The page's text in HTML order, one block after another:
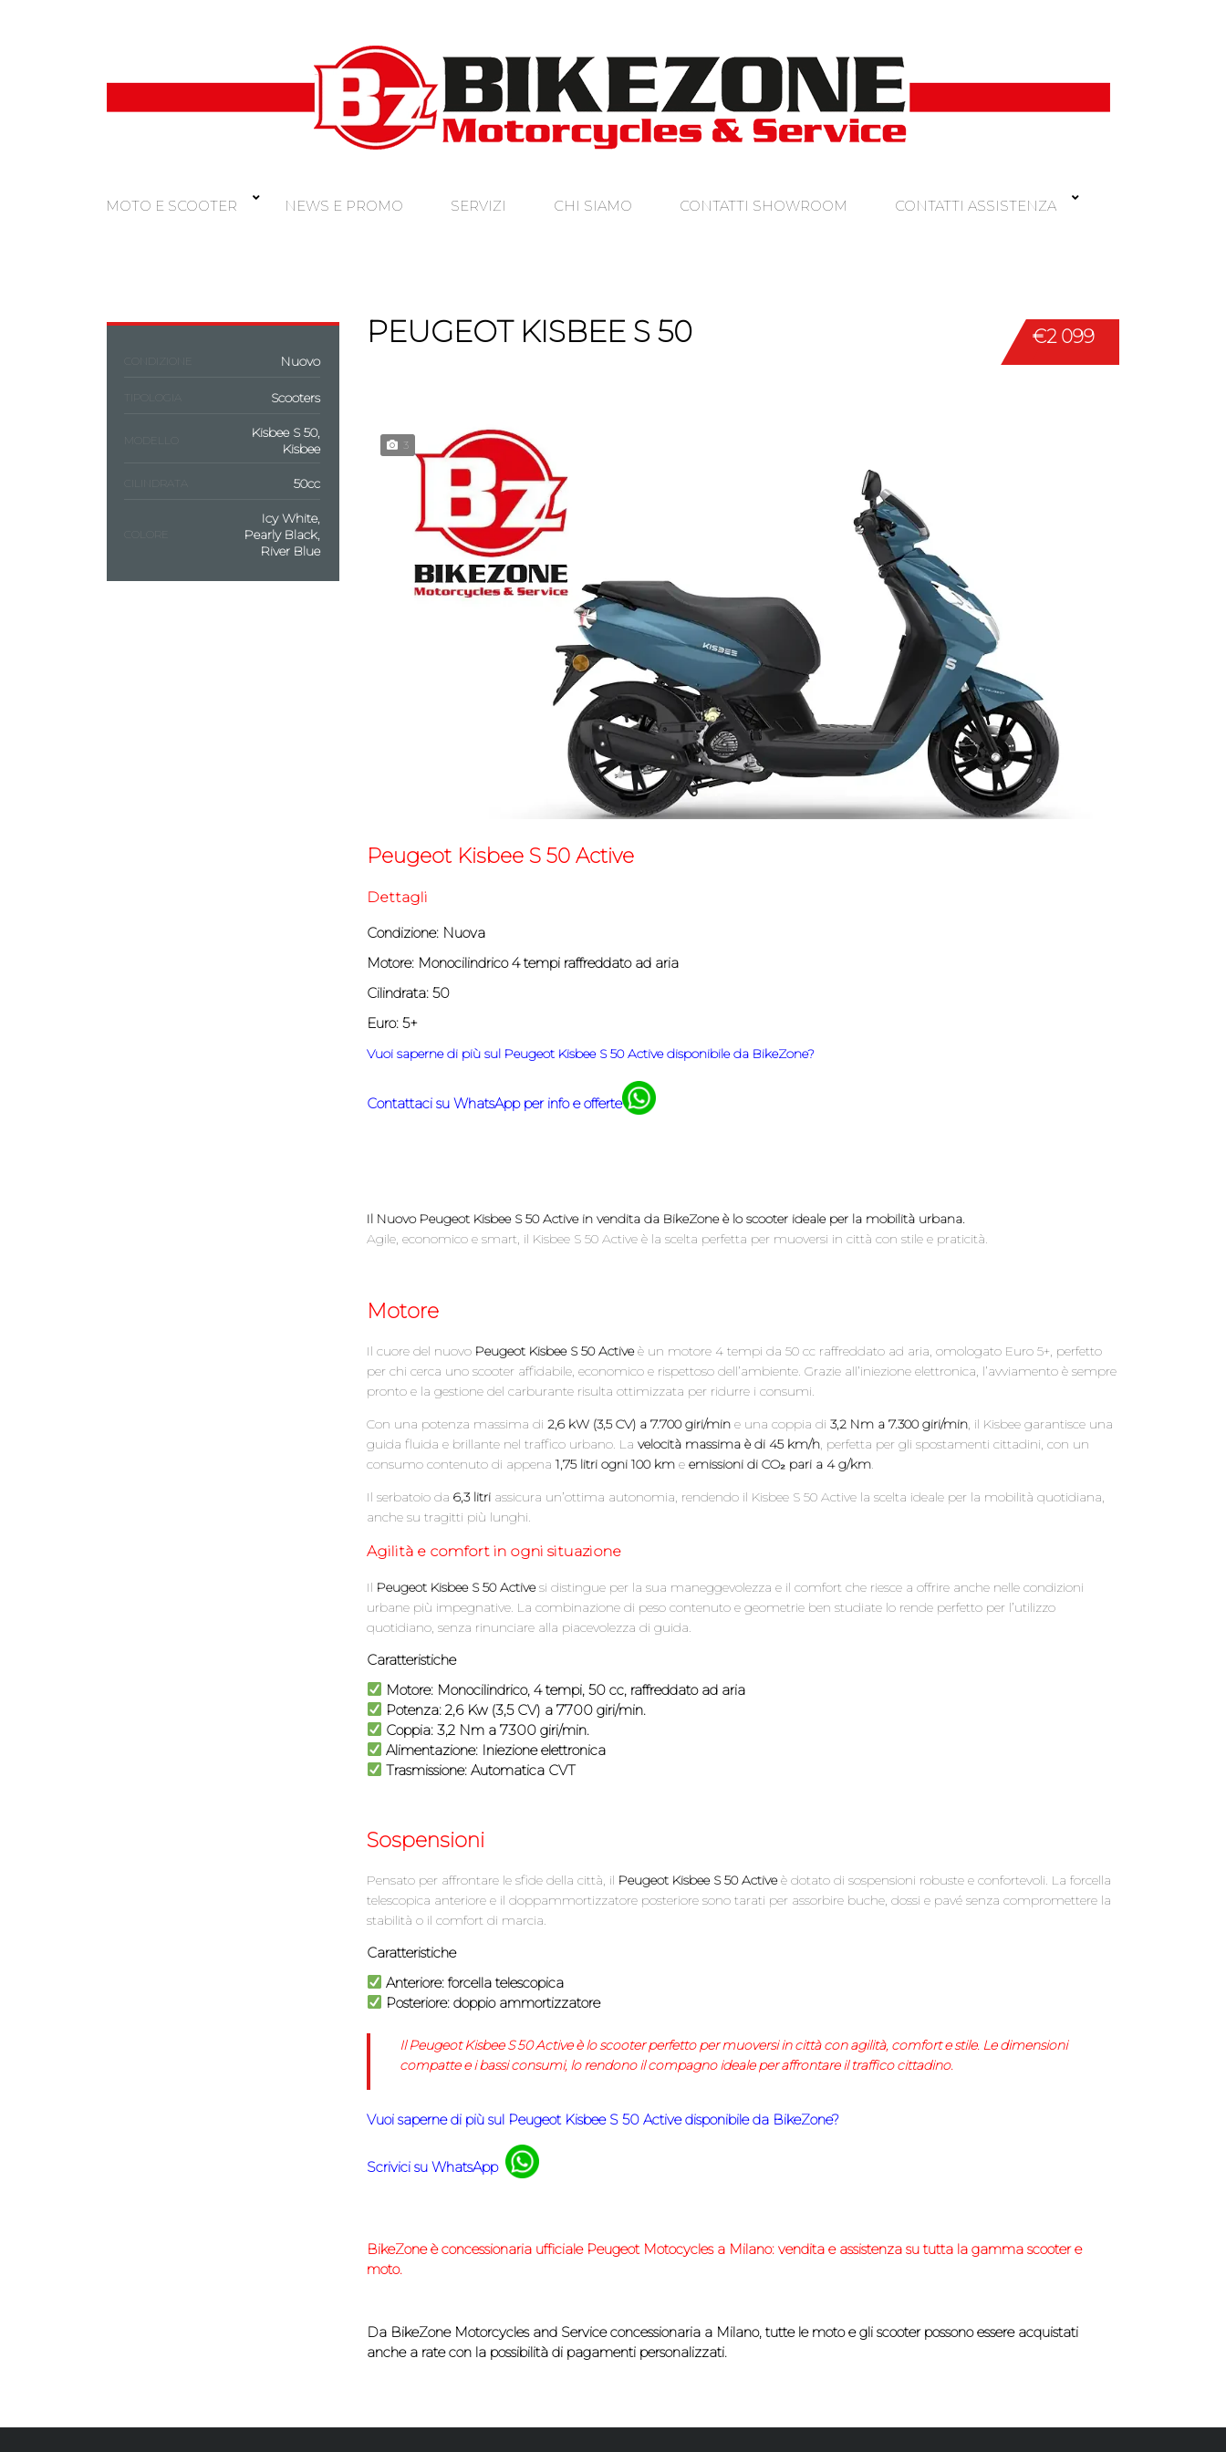
MOTO E SCOOTER NEWS E PROMO SERVIZI CHI SIAMO CONTATTI SHOWROOM CONTATTI ASSISTENZA
€2 099
PEUGEOT KISBEE S 50
3
Peugeot Kisbee S 50 Active
Dettagli
Condizione: Nuova
Motore: Monocilindrico 4 tempi raffreddato ad aria
Cilindrata: 50
Euro: 5+
Vuoi saperne di più sul Peugeot Kisbee S 50 Active disponibile da BikeZone?
Contattaci su WhatsApp per info e offerte
Il Nuovo Peugeot Kisbee S 50 Active in vendita da BikeZone è lo scooter ideale per la mobilità urbana.
Agile, economico e smart, il Kisbee S 50 Active è la scelta perfetta per muoversi in città con stile e praticità.
Motore
Il cuore del nuovo Peugeot Kisbee S 50 Activeè un motore 4 tempi da 50 cc raffreddato ad aria, omologato Euro 5+, perfetto
per chi cerca uno scooter affidabile, economico e rispettoso dell’ambiente. Grazie all’iniezione elettronica, l’avviamento è sempre
pronto e la gestione del carburante risulta ottimizzata per ridurre i consumi.
Con una potenza massima di 2,6 kW (3,5 CV) a 7.700 giri/min e una coppia di 3,2 Nm a 7.300 giri/min, il Kisbee garantisce una
guida fluida e brillante nel traffico urbano. La velocità massima è di 45 km/h, perfetta per gli spostamenti cittadini, con un
consumo contenuto di appena 1,75 litri ogni 100 km e emissioni di CO₂ pari a 4 g/km.
Il serbatoio da 6,3 litri assicura un’ottima autonomia, rendendo il Kisbee S 50 Active la scelta ideale per la mobilità quotidiana,
anche su tragitti più lunghi.
Agilità e comfort in ogni situazione
Il Peugeot Kisbee S 50 Activesi distingue per la sua maneggevolezza e il comfort che riesce a offrire anche nelle condizioni
urbane più impegnative. La combinazione di peso contenuto e geometrie ben studiate lo rende perfetto per l’utilizzo
quotidiano, senza rinunciare alla piacevolezza di guida.
Caratteristiche
Motore: Monocilindrico, 4 tempi, 50 cc, raffreddato ad aria
Potenza: 2,6 Kw (3,5 CV) a 7700 giri/min.
Coppia: 3,2 Nm a 7300 giri/min.
Alimentazione: Iniezione elettronica
Trasmissione: Automatica CVT
Sospensioni
Pensato per affrontare le sfide della città, il Peugeot Kisbee S 50 Activeè dotato di sospensioni robuste e confortevoli. La forcella
telescopica anteriore e il doppammortizzatore posteriore sono tarati per assorbire buche, dossi e pavé senza compromettere la
stabilità o il comfort di marcia.
Caratteristiche
Anteriore: forcella telescopica
Posteriore: doppio ammortizzatore
Il Peugeot Kisbee S 50 Activeè lo scooter perfetto per muoversi in città con agilità, comfort e stile. Le dimensioni
compatte e i bassi consumi, lo rendono il compagno ideale per affrontare il traffico cittadino.
Vuoi saperne di più sul Peugeot Kisbee S 50 Active disponibile da BikeZone?
Scrivici su WhatsApp
BikeZoneè concessionaria ufficiale Peugeot Motocyclesa Milano: vendita e assistenza su tutta la gamma scooter e
moto.
Da BikeZone Motorcycles and Service concessionaria a Milano, tutte le moto e gli scooter possono essere acquistati
anche a rate con la possibilità di pagamenti personalizzati.
Nuovo
Scooters
Kisbee S 50,
Kisbee
50cc
Icy White,
Pearly Black,
River Blue